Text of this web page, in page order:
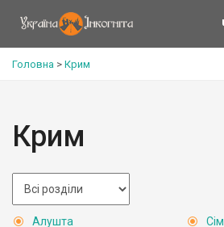
Головна > Крим
Крим
Алушта